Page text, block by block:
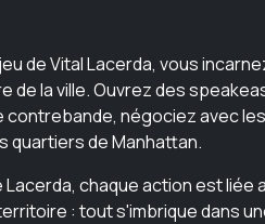
de Vital Lacerda, vous
de la ville. Ouvrez des
contrebande, négociez avec
quartiers de Manhattan.
Lacerda, chaque action est
: tout s'imbrique dans